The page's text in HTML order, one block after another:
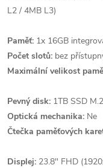
L2 / 4MB L3)
Paměť: 1x 16GB
Počet slotů: bez
Maximální velikost
Pevný disk: 1TB SSD
Optická mechanika: Ne
Čtečka paměťových
Displej: 23.8" FHD